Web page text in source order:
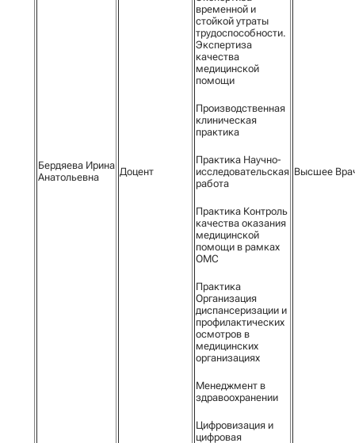
Бердяева Ирина
Анатольевна
Доцент
временной и
стойкой утраты
трудоспособности.
Экспертиза
качества
медицинской
помощи
Производственная
клиническая
практика
Практика Научно-
исследовательская
работа
Практика Контроль
качества оказания
медицинской
помощи в рамках
ОМС
Практика
Организация
диспансеризации и
профилактических
осмотров в
медицинских
организациях
Менеджмент в
здравоохранении
Цифровизация и
цифровая
Высшее